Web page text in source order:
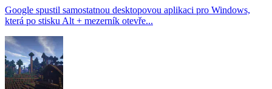
Google spustil samostatnou desktopovou aplikaci pro Windows,
která po stisku Alt + mezerník otevře...